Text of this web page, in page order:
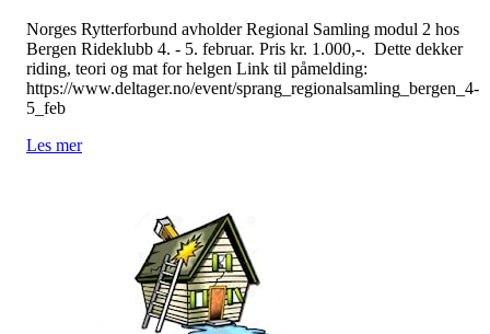
Norges Rytterforbund avholder Regional Samling modul 2 hos
Bergen Rideklubb 4. - 5. februar. Pris kr. 1.000,-. Dette dekker
riding, teori og mat for helgen Link til påmelding:
https://www.deltager.no/event/sprang_regionalsamling_bergen_4-
5_feb
Les mer